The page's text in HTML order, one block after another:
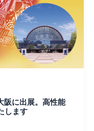
阪に出展。高性能
します